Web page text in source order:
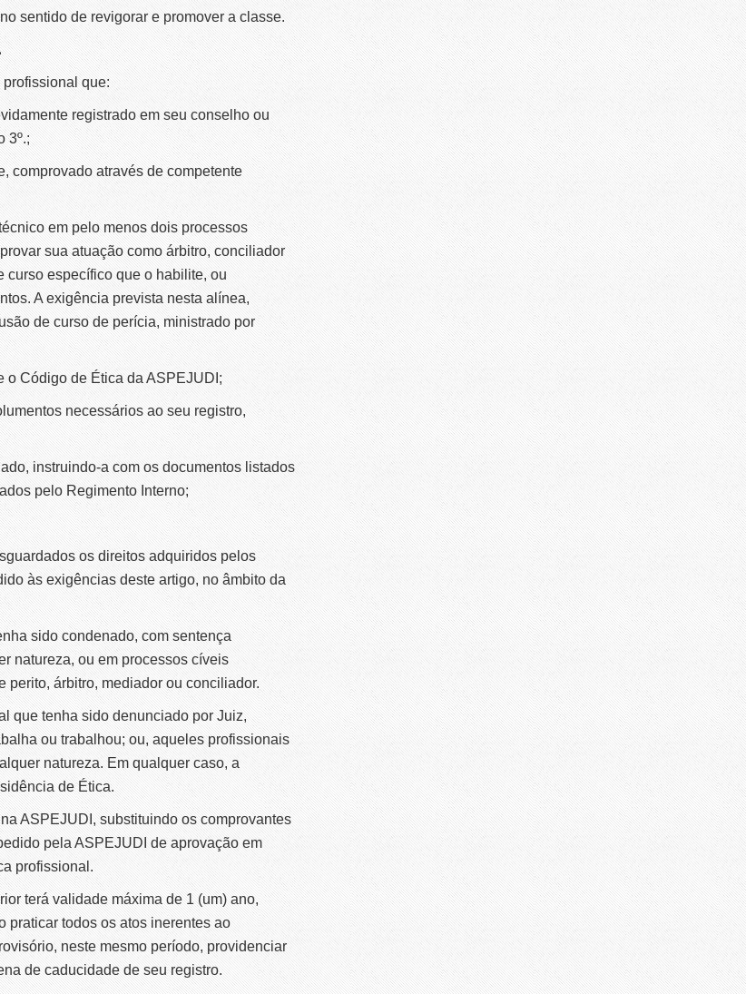
sentido de revigorar e promover a classe.
que:
registrado em seu conselho ou
3º.;
comprovado através de competente
em pelo menos dois processos
sua atuação como árbitro, conciliador
curso específico que o habilite, ou
A exigência prevista nesta alínea,
de curso de perícia, ministrado por
o Código de Ética da ASPEJUDI;
necessários ao seu registro,
instruindo-a com os documentos listados
pelo Regimento Interno;
os direitos adquiridos pelos
às exigências deste artigo, no âmbito da
sido condenado, com sentença
natureza, ou em processos cíveis
perito, árbitro, mediador ou conciliador.
que tenha sido denunciado por Juiz,
ou trabalhou; ou, aqueles profissionais
natureza. Em qualquer caso, a
de Ética.
ASPEJUDI, substituindo os comprovantes
pela ASPEJUDI de aprovação em
profissional.
terá validade máxima de 1 (um) ano,
praticar todos os atos inerentes ao
neste mesmo período, providenciar
de caducidade de seu registro.